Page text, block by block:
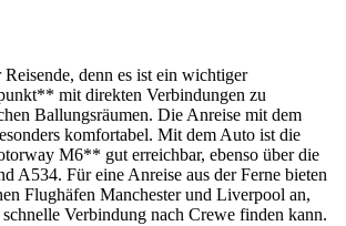
denn es ist ein wichtiger
mit direkten Verbindungen zu
Ballungsräumen. Die Anreise mit dem
komfortabel. Mit dem Auto ist die
M6** gut erreichbar, ebenso über die
A534. Für eine Anreise aus der Ferne bieten
Flughäfen Manchester und Liverpool an,
Verbindung nach Crewe finden kann.